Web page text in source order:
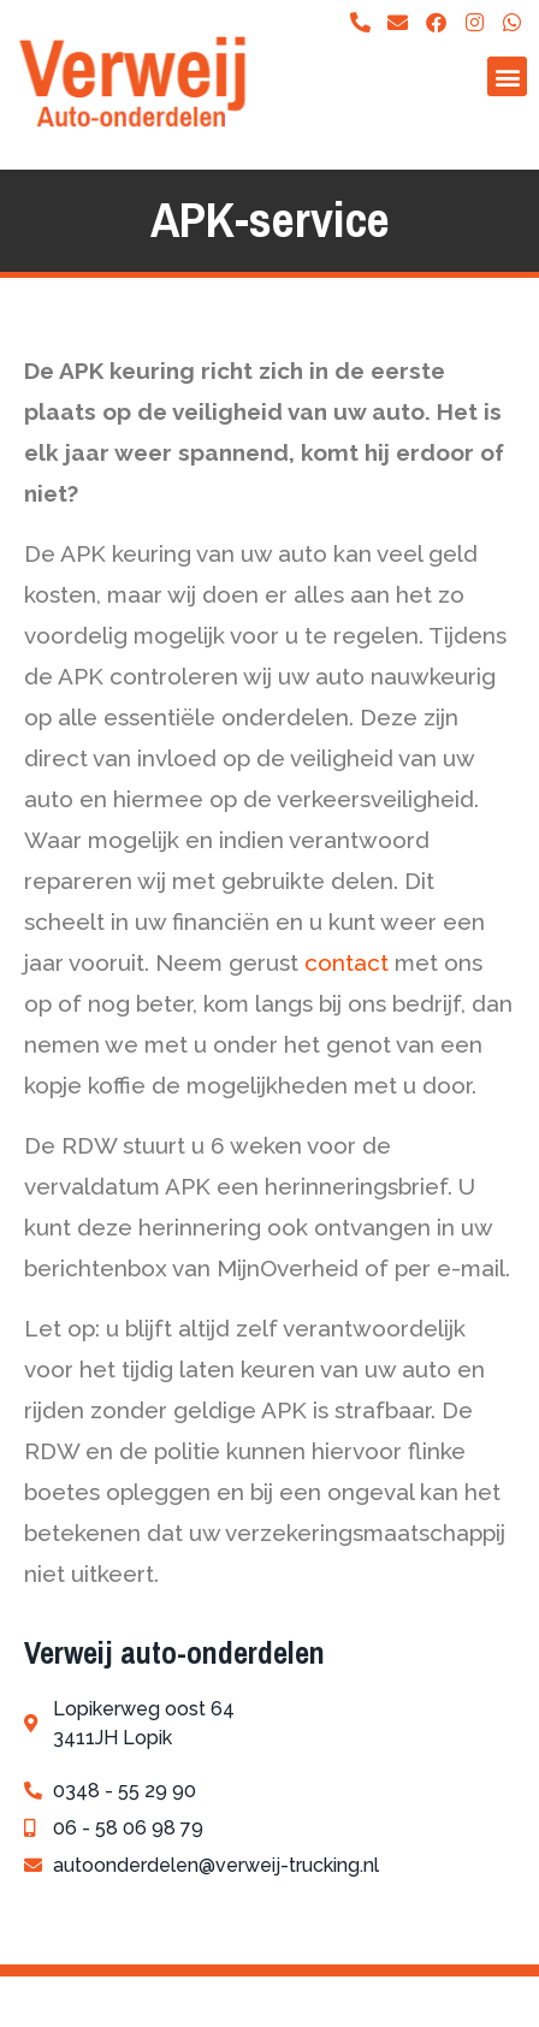
APK-service
De APK keuring richt zich in de eerste
plaats op de veiligheid van uw auto. Het is
elk jaar weer spannend, komt hij erdoor of
niet?
De APK keuring van uw auto kan veel geld
kosten, maar wij doen er alles aan het zo
voordelig mogelijk voor u te regelen. Tijdens
de APK controleren wij uw auto nauwkeurig
op alle essentiële onderdelen. Deze zijn
direct van invloed op de veiligheid van uw
auto en hiermee op de verkeersveiligheid.
Waar mogelijk en indien verantwoord
repareren wij met gebruikte delen. Dit
scheelt in uw financiën en u kunt weer een
jaar vooruit. Neem gerust contact met ons
op of nog beter, kom langs bij ons bedrijf, dan
nemen we met u onder het genot van een
kopje koffie de mogelijkheden met u door.
De RDW stuurt u 6 weken voor de
vervaldatum APK een herinneringsbrief. U
kunt deze herinnering ook ontvangen in uw
berichtenbox van MijnOverheid of per e-mail.
Let op: u blijft altijd zelf verantwoordelijk
voor het tijdig laten keuren van uw auto en
rijden zonder geldige APK is strafbaar. De
RDW en de politie kunnen hiervoor flinke
boetes opleggen en bij een ongeval kan het
betekenen dat uw verzekeringsmaatschappij
niet uitkeert.
Verweij auto-onderdelen
Lopikerweg oost 64
3411JH Lopik
0348 - 55 29 90
06 - 58 06 98 79
autoonderdelen@verweij-trucking.nl